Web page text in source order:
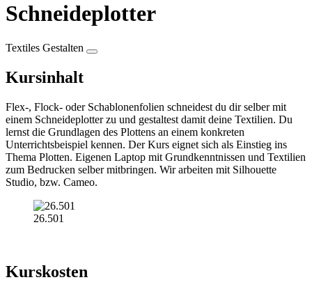
Schneideplotter
Textiles Gestalten
Kursinhalt
Flex-, Flock- oder Schablonenfolien schneidest du dir selber mit
einem Schneideplotter zu und gestaltest damit deine Textilien. Du
lernst die Grundlagen des Plottens an einem konkreten
Unterrichtsbeispiel kennen. Der Kurs eignet sich als Einstieg ins
Thema Plotten. Eigenen Laptop mit Grundkenntnissen und Textilien
zum Bedrucken selber mitbringen. Wir arbeiten mit Silhouette
Studio, bzw. Cameo.
26.501
Kurskosten